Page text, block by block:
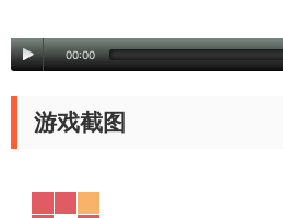
00:00
游戏截图